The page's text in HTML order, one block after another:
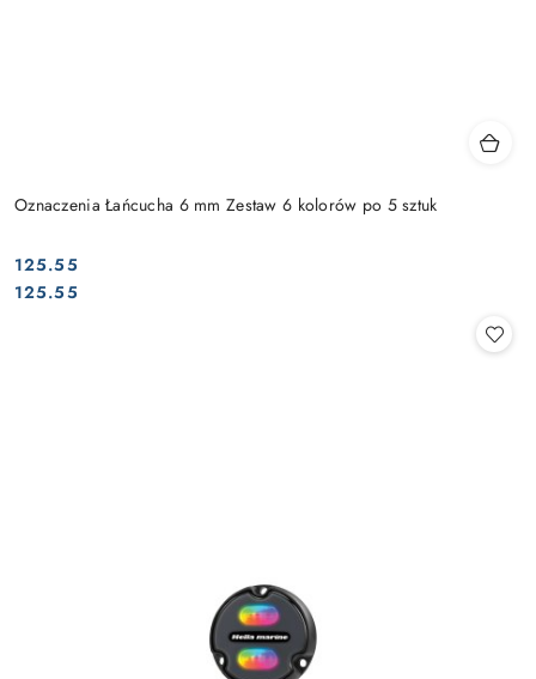
Oznaczenia Łańcucha 6 mm Zestaw 6 kolorów po 5 sztuk
Cena:
125.55
Cena:
125.55